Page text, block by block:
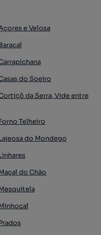
e Velosa
do Soeiro
da Serra, Vide entre
Telheiro
do Mondego
do Chão